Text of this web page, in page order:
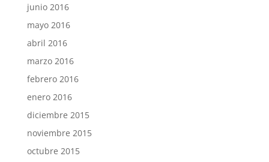
junio 2016
mayo 2016
abril 2016
marzo 2016
febrero 2016
enero 2016
diciembre 2015
noviembre 2015
octubre 2015